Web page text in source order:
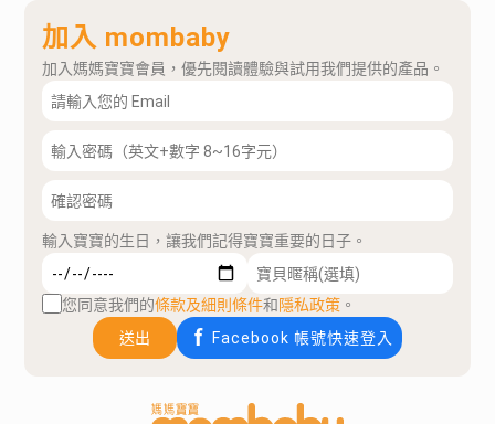
加入 mombaby
加入媽媽寶寶會員，優先閱讀體驗與試用我們提供的產品。
輸入寶寶的生日，讓我們記得寶寶重要的日子。
您同意我們的條款及細則條件和隱私政策 。
送出
Facebook 帳號快速登入